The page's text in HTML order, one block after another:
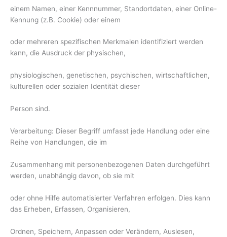
einem Namen, einer Kennnummer, Standortdaten, einer Online-
Kennung (z.B. Cookie) oder einem
oder mehreren spezifischen Merkmalen identifiziert werden
kann, die Ausdruck der physischen,
physiologischen, genetischen, psychischen, wirtschaftlichen,
kulturellen oder sozialen Identität dieser
Person sind.
Verarbeitung: Dieser Begriff umfasst jede Handlung oder eine
Reihe von Handlungen, die im
Zusammenhang mit personenbezogenen Daten durchgeführt
werden, unabhängig davon, ob sie mit
oder ohne Hilfe automatisierter Verfahren erfolgen. Dies kann
das Erheben, Erfassen, Organisieren,
Ordnen, Speichern, Anpassen oder Verändern, Auslesen,